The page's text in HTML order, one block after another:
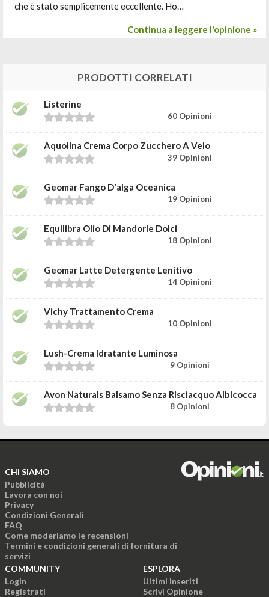
che è stato semplicemente eccellente. Ho…
Continua a leggere l'opinione »
PRODOTTI CORRELATI
Listerine
60 Opinioni
Aquolina Crema Corpo Zucchero A Velo
39 Opinioni
Geomar Fango D'alga Oceanica
19 Opinioni
Equilibra Olio Di Mandorle Dolci
18 Opinioni
Geomar Latte Detergente Lenitivo
14 Opinioni
Vichy Trattamento Crema
10 Opinioni
Lush-Crema Idratante Luminosa
9 Opinioni
Avon Naturals Balsamo Senza Risciacquo Albicocca
8 Opinioni
CHI SIAMO
Pubblicità
Lavora con noi
Privacy
Condizioni Generali
FAQ
Come moderiamo le recensioni
Termini e condizioni generali di fornitura di
servizi
COMMUNITY
Login
Registrati
ESPLORA
Ultimi inseriti
Scrivi Opinione